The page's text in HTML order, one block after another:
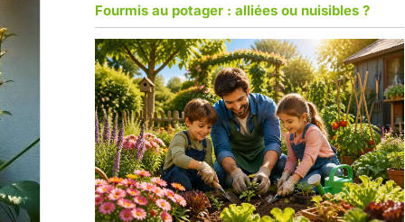
Fourmis au potager : alliées ou nuisibles ?